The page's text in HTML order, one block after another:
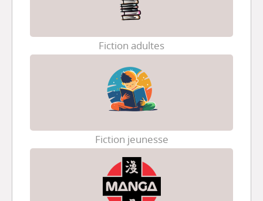
Fiction adultes
Fiction jeunesse